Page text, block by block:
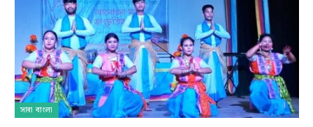
সারা বাংলা